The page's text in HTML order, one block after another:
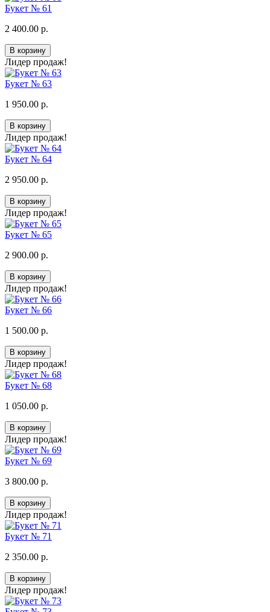
Букет № 61
2 400.00 р.
В корзину
Лидер продаж!
Букет № 63
1 950.00 р.
В корзину
Лидер продаж!
Букет № 64
2 950.00 р.
В корзину
Лидер продаж!
Букет № 65
2 900.00 р.
В корзину
Лидер продаж!
Букет № 66
1 500.00 р.
В корзину
Лидер продаж!
Букет № 68
1 050.00 р.
В корзину
Лидер продаж!
Букет № 69
3 800.00 р.
В корзину
Лидер продаж!
Букет № 71
2 350.00 р.
В корзину
Лидер продаж!